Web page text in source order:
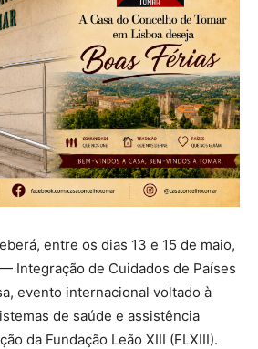
entre os dias 13 e 15 de maio,
Integração de Cuidados de Países
evento internacional voltado à
de saúde e assistência
da Fundação Leão XIII (FLXIII).